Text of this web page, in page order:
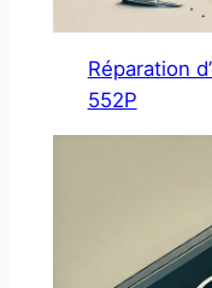
Réparation
552P